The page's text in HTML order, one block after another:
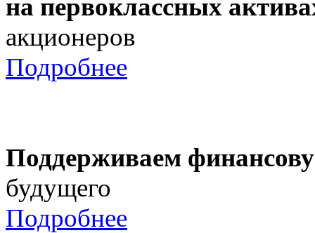
на первоклассных
акционеров
Подробнее
Поддерживаем
будущего
Подробнее